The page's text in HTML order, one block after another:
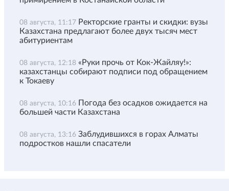
08 августа, 11:17 Ректорские гранты и скидки: вузы
Казахстана предлагают более двух тысяч мест
абитуриентам
08 августа, 12:18 «Руки прочь от Кок-Жайляу!»:
казахстанцы собирают подписи под обращением
к Токаеву
08 августа, 10:16 Погода без осадков ожидается на
большей части Казахстана
08 августа, 13:16 Заблудившихся в горах Алматы
подростков нашли спасатели